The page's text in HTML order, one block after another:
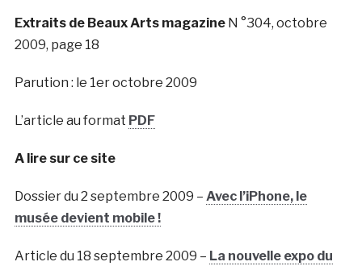
Extraits de Beaux Arts magazineN °304, octobre
2009, page 18
Parution : le 1er octobre 2009
L’article au format PDF
A lire sur ce site
Dossier du 2 septembre 2009 – Avec l’iPhone, le
musée devient mobile !
Article du 18 septembre 2009 – La nouvelle expo du